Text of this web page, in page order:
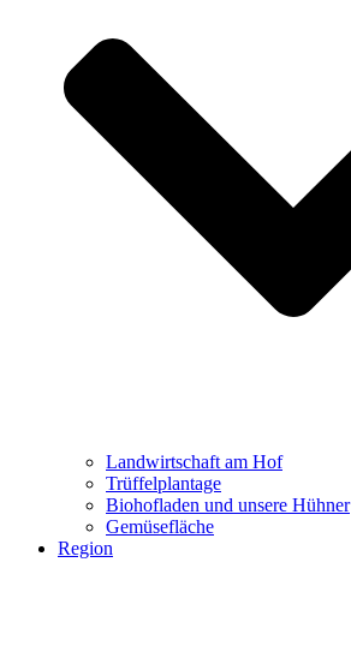
Landwirtschaft am Hof
Trüffelplantage
Biohofladen und unsere Hühner
Gemüsefläche
Region